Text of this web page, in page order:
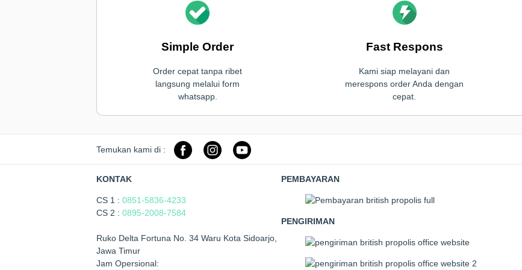
Simple Order
Order cepat tanpa ribet
langsung melalui form
whatsapp.
Fast Respons
Kami siap melayani dan
merespons order Anda dengan
cepat.
Temukan kami di :
KONTAK
CS 1 : 0851-5836-4233
CS 2 : 0895-2008-7584
Ruko Delta Fortuna No. 34 Waru Kota Sidoarjo,
Jawa Timur
Jam Opersional:
PEMBAYARAN
PENGIRIMAN